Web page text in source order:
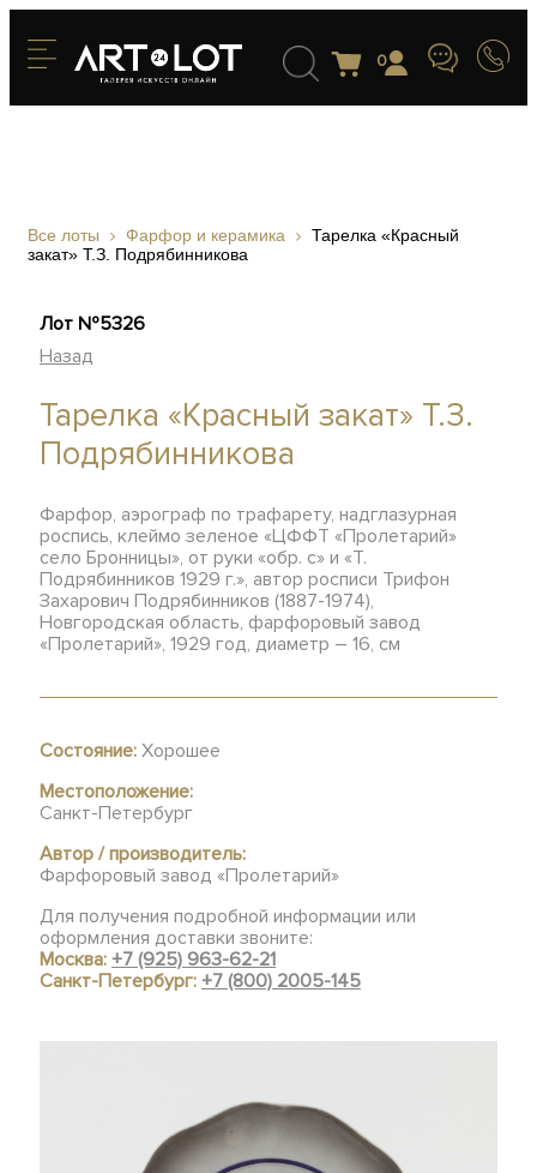
0
Все лоты Фарфор и керамика
Тарелка «Красный
закат» Т.З. Подрябинникова
Лот №5326
Назад
Тарелка «Красный закат» Т.З.
Подрябинникова
Фарфор, аэрограф по трафарету, надглазурная
роспись, клеймо зеленое «ЦФФТ «Пролетарий»
село Бронницы», от руки «обр. с» и «Т.
Подрябинников 1929 г.», автор росписи Трифон
Захарович Подрябинников (1887-1974),
Новгородская область, фарфоровый завод
«Пролетарий», 1929 год, диаметр – 16, см
Состояние: Хорошее
Местоположение:
Санкт-Петербург
Автор / производитель:
Фарфоровый завод «Пролетарий»
Для получения подробной информации или
оформления доставки звоните:
Москва:+7 (925) 963-62-21
Санкт-Петербург:+7 (800) 2005-145